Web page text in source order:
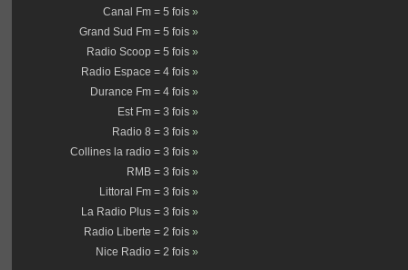
Canal Fm = 5 fois »
Grand Sud Fm = 5 fois »
Radio Scoop = 5 fois »
Radio Espace = 4 fois »
Durance Fm = 4 fois »
Est Fm = 3 fois »
Radio 8 = 3 fois »
Collines la radio = 3 fois »
RMB = 3 fois »
Littoral Fm = 3 fois »
La Radio Plus = 3 fois »
Radio Liberte = 2 fois »
Nice Radio = 2 fois »